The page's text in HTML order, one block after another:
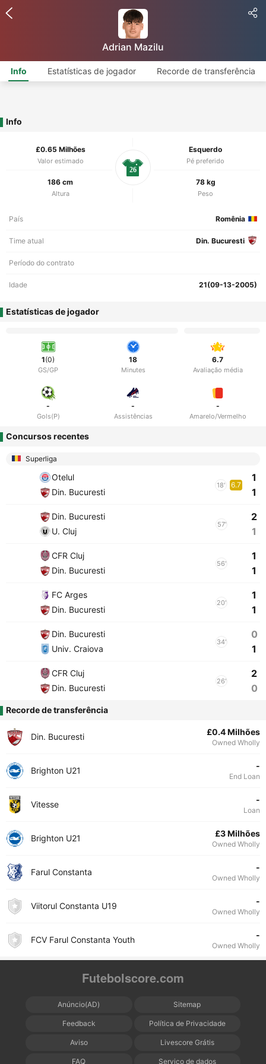
Adrian Mazilu
Info Estatísticas de jogador Recorde de transferência
Info
£0.65 Milhões
Valor estimado
Esquerdo
Pé preferido
186 cm
Altura
78 kg
Peso
26
País Romênia
Time atual Din. Bucuresti
Período do contrato
Idade 21(09-13-2005)
Estatísticas de jogador
1(0)
GS/GP
18
Minutes
6.7
Avaliação média
-
Gols(P)
-
Assistências
-
Amarelo/Vermelho
Concursos recentes
Superliga
Otelul
Din. Bucuresti
18' 6.7
1
1
Din. Bucuresti
U. Cluj
57'
2
1
CFR Cluj
Din. Bucuresti
56'
1
1
FC Arges
Din. Bucuresti
20'
1
1
Din. Bucuresti
Univ. Craiova
34'
0
1
CFR Cluj
Din. Bucuresti
26'
2
0
Recorde de transferência
Din. Bucuresti £0.4 Milhões
Owned Wholly
Brighton U21 -
End Loan
Vitesse -
Loan
Brighton U21 £3 Milhões
Owned Wholly
Farul Constanta -
Owned Wholly
Viitorul Constanta U19 -
Owned Wholly
FCV Farul Constanta Youth -
Owned Wholly
Futebolscore.com
Anúncio(AD) Sitemap
Feedback Política de Privacidade
Aviso Livescore Grátis
FAQ Serviço de dados